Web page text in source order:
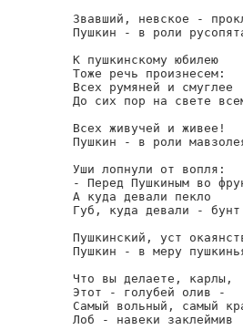
Звавший, невское -
Пушкин - в роли
К пушкинскому юбилею
Тоже речь произнесем:
Всех румяней и смуглее
До сих пор на свете
Всех живучей и живее!
Пушкин - в роли
Уши лопнули от вопля:
- Перед Пушкиным во
А куда девали пекло
Губ, куда девали - бунт
Пушкинский, уст
Пушкин - в меру
Что вы делаете, карлы,
Этот - голубей олив -
Самый вольный, самый
Лоб - навеки заклеймив